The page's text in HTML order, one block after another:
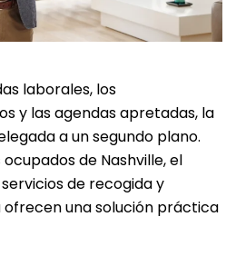
laborales, los
y las agendas apretadas, la
a un segundo plano.
de Nashville, el
de recogida y
una solución práctica